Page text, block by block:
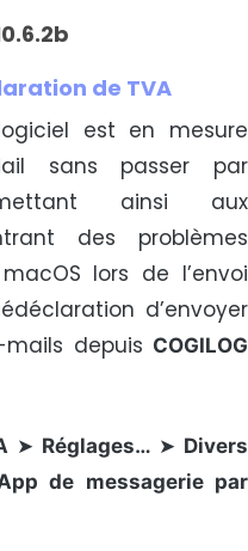
de TVA
est en mesure
sans passer par
ainsi aux
des problèmes
lors de l’envoi
d’envoyer
depuis COGILOG
➤ Réglages… ➤ Divers
de messagerie par